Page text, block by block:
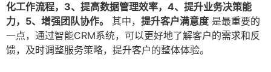
化工作流程，3、提高数据管理效率，4、提升业务决策能
力，5、增强团队协作。
其中， 提升客户满意度 是最重要的
一点，通过智能CRM系统，可以更好地了解客户的需求和反
馈，及时调整服务策略，提升客户的整体体验。